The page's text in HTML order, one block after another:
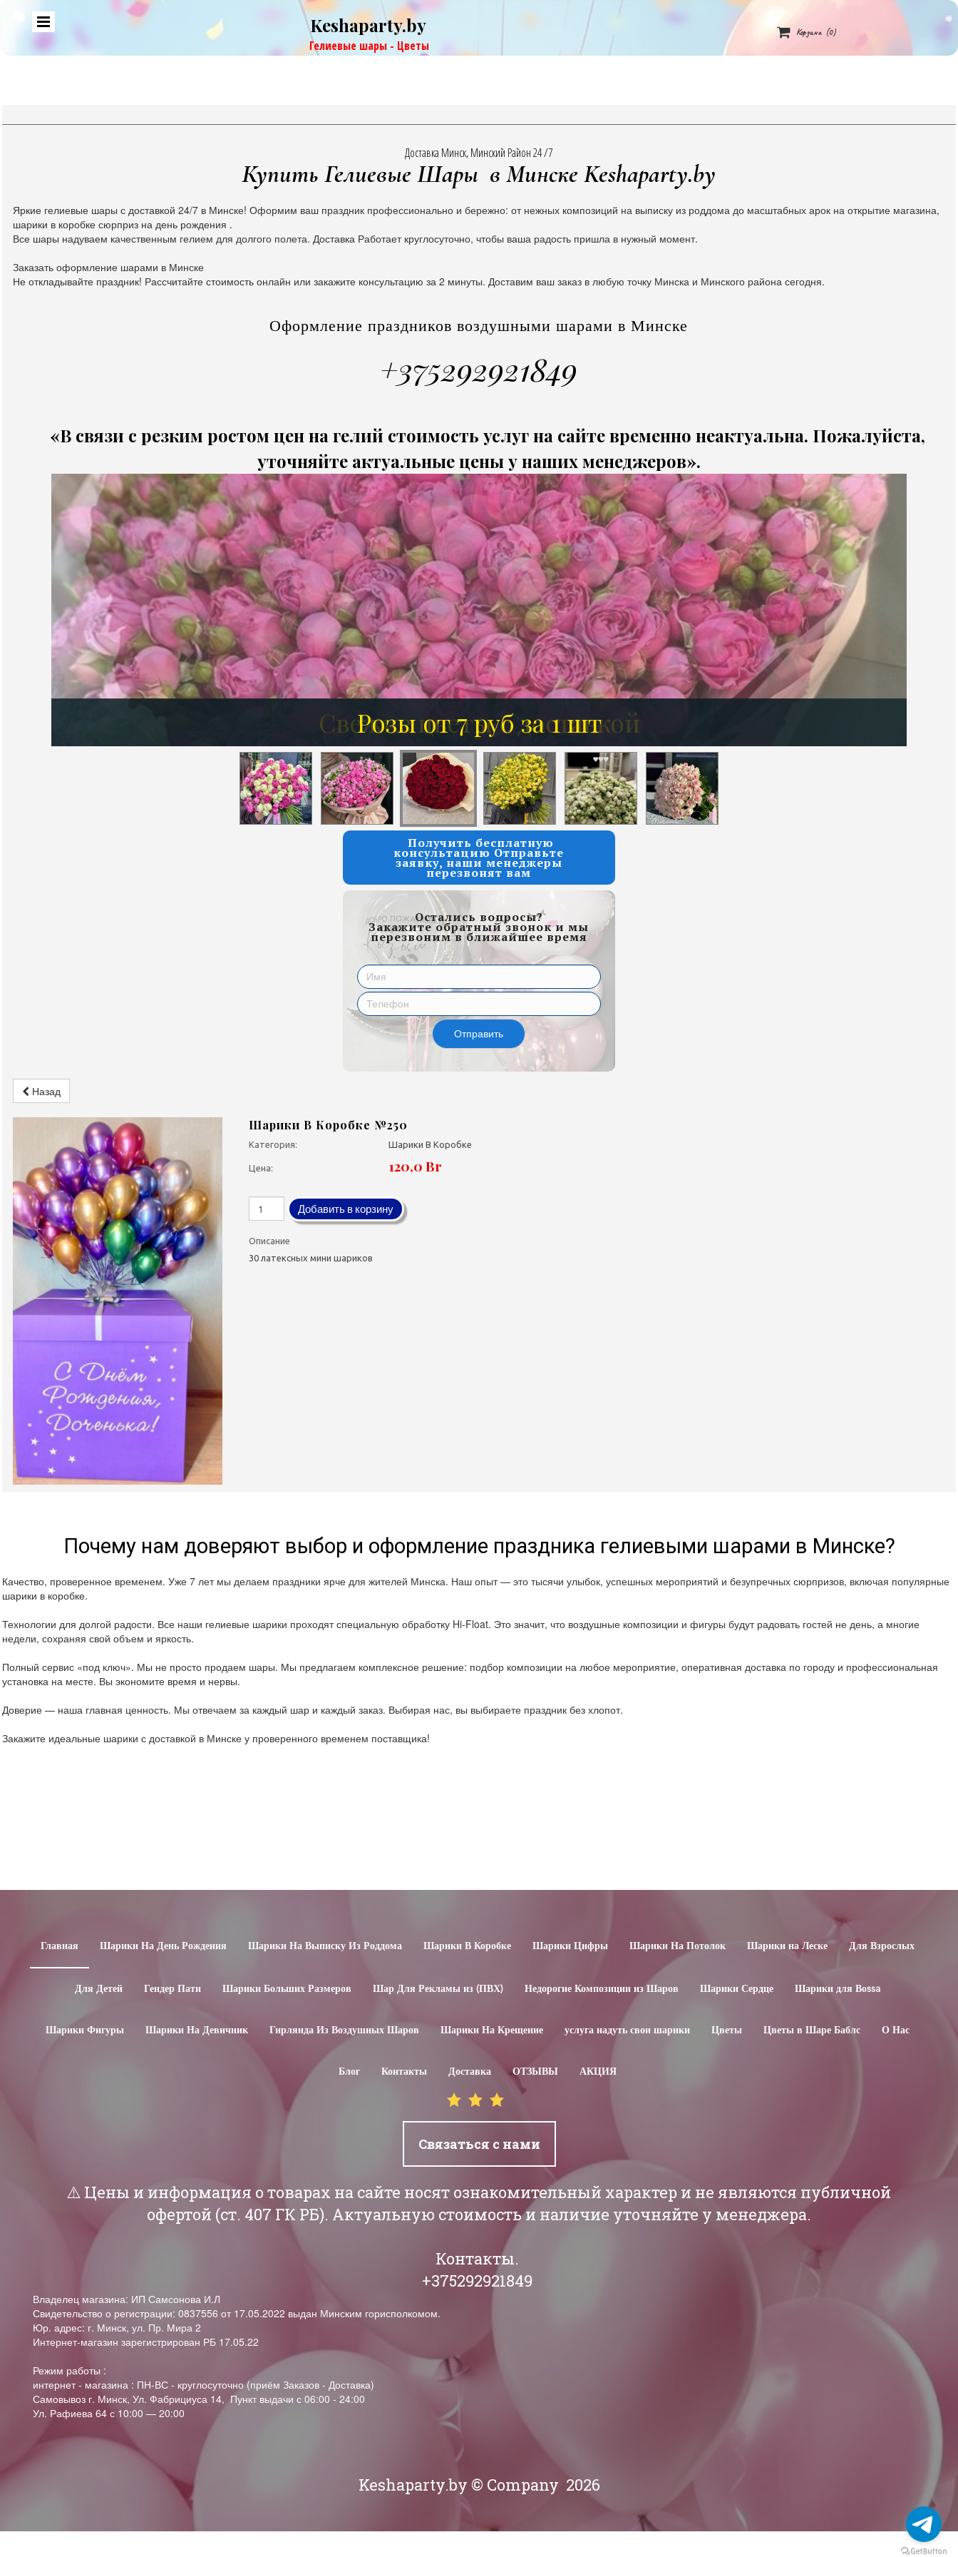
Keshaparty.by
Гелиевые шары - Цветы
 Корзина (0)
Доставка Минск, Минский Район 24 /7
Купить Гелиевые Шары в Минске Keshaparty.by
Яркие гелиевые шары с доставкой 24/7 в Минске! Оформим ваш праздник профессионально и бережно: от нежных композиций на выписку из роддома до масштабных арок на открытие магазина,
шарики в коробке сюрприз на день рождения .
Все шары надуваем качественным гелием для долгого полета. Доставка Работает круглосуточно, чтобы ваша радость пришла в нужный момент.
Заказать оформление шарами в Минске
Не откладывайте праздник! Рассчитайте стоимость онлайн или закажите консультацию за 2 минуты. Доставим ваш заказ в любую точку Минска и Минского района сегодня.
Оформление праздников воздушными шарами в Минске
+375292921849
«В связи с резким ростом цен на гелий стоимость услуг на сайте временно неактуальна. Пожалуйста,
уточняйте актуальные цены у наших менеджеров».
Розы от 7 руб за 1 шт
Получить бесплатную
консультацию Отправьте
заявку, наши менеджеры
перезвонят вам
Остались вопросы?
Закажите обратный звонок и мы
перезвоним в ближайшее время
Отправить
Назад
Шарики В Коробке №250
Категория: Шарики В Коробке
Цена: 120,0 Br
Добавить в корзину
Описание
30 латексных мини шариков
Почему нам доверяют выбор и оформление праздника гелиевыми шарами в Минске?
Качество, проверенное временем. Уже 7 лет мы делаем праздники ярче для жителей Минска. Наш опыт — это тысячи улыбок, успешных мероприятий и безупречных сюрпризов, включая популярные
шарики в коробке.
Технологии для долгой радости. Все наши гелиевые шарики проходят специальную обработку Hi-Float. Это значит, что воздушные композиции и фигуры будут радовать гостей не день, а многие
недели, сохраняя свой объем и яркость.
Полный сервис «под ключ». Мы не просто продаем шары. Мы предлагаем комплексное решение: подбор композиции на любое мероприятие, оперативная доставка по городу и профессиональная
установка на месте. Вы экономите время и нервы.
Доверие — наша главная ценность. Мы отвечаем за каждый шар и каждый заказ. Выбирая нас, вы выбираете праздник без хлопот.
Закажите идеальные шарики с доставкой в Минске у проверенного временем поставщика!
Главная Шарики На День Рождения Шарики На Выписку Из Роддома Шарики В Коробке Шарики Цифры Шарики На Потолок Шарики на Леске Для Взрослых
Для Детей Гендер Пати Шарики Больших Размеров Шар Для Рекламы из (ПВХ) Недорогие Композиции из Шаров Шарики Сердце Шарики для Воssa
Шарики Фигуры Шарики На Девичник Гирлянда Из Воздушных Шаров Шарики На Крещение услуга надуть свои шарики Цветы Цветы в Шаре Баблс О Нас
Блог Контакты Доставка ОТЗЫВЫ АКЦИЯ
Связаться с нами
⚠️ Цены и информация о товарах на сайте носят ознакомительный характер и не являются публичной
офертой (ст. 407 ГК РБ). Актуальную стоимость и наличие уточняйте у менеджера.
Контакты.
+375292921849
Владелец магазина: ИП Самсонова И.Л
Свидетельство о регистрации: 0837556 от 17.05.2022 выдан Минским горисполкомом.
Юр. адрес: г. Минск, ул. Пр. Мира 2
Интернет-магазин зарегистрирован РБ 17.05.22
Режим работы :
интернет - магазина : ПН-ВС - круглосуточно (приём Заказов - Доставка)
Самовывоз г. Минск, Ул. Фабрициуса 14, Пункт выдачи с 06:00 - 24:00
Ул. Рафиева 64 с 10:00 — 20:00
Keshaparty.by © Company 2026